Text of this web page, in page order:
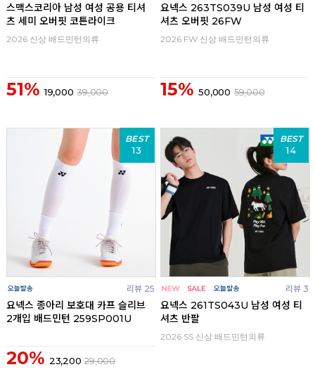
스맥스코리아 남성 여성 공용 티셔
츠 세미 오버핏 코튼라이크
2026 신상 배드민턴의류
51% 19,000 39,000
요넥스 263TS039U 남성 여성 티
셔츠 오버핏 26FW
2026 FW 신상 배드민턴의류
15% 50,000 59,000
BEST
13
리뷰 25
요넥스 종아리 보호대 카프 슬리브
2개입 배드민턴 259SP001U
20% 23,200 29,000
BEST
14
리뷰 3
요넥스 261TS043U 남성 여성 티
셔츠 반팔
2026 SS 신상 배드민턴의류